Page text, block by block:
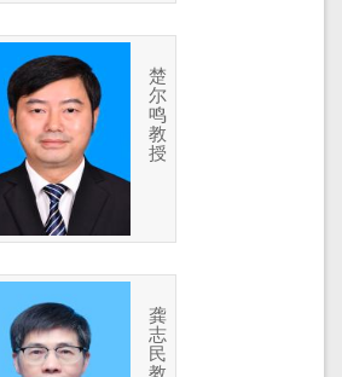
楚
尔
鸣
教
授
龚
志
民